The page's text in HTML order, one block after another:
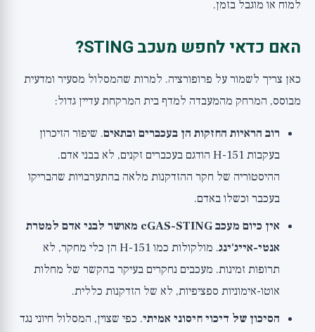
למוח או מוגבל בזמן.
האם כדאי לחפש מעכב STING?
כאן צריך לשמור על פרופורציה. למרות שהמסלול מסעיר ומדעית
מבוסס, המרחק מהמעבדה למדף בית המרקחת עדיין גדול:
רוב הראיות החזקות הן בעכברים ובתאים. שיפור הזיכרון
בעקבות H-151 הודגם בעכברים זקנים, לא בבני אדם.
ההיסטוריה של חקר ההזדקנות מלאה בהתערבויות שהבריקו
בעכבר וכשלו באדם.
אין כיום מעכב cGAS-STING מאושר לבני אדם למטרת
אנטי-אייג'ינג
. מולקולות כמו H-151 הן כלי מחקר, לא
תרופות זמינות. מעכבים נחקרים בעיקר בהקשר של מחלות
אוטו-אימוניות ספציפיות, לא של הזדקנות כללית.
הסיכון של דיכוי חיסוני אמיתי. כפי שצוין, המסלול חיוני נגד